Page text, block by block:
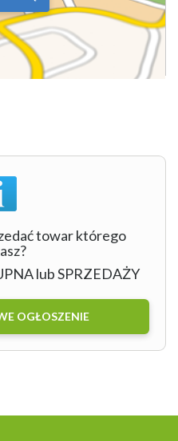
towar którego
lub SPRZEDAŻY
OGŁOSZENIE